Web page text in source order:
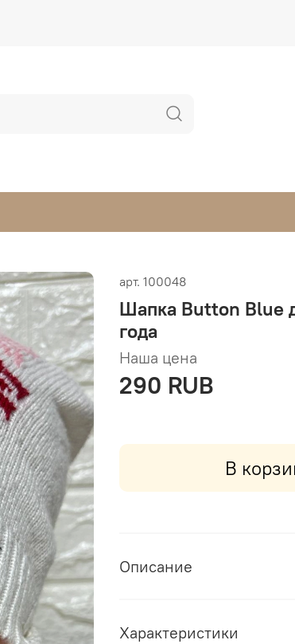
арт. 100048
Шапка Button Blue
года
Наша цена
290 RUB
В
Описание
Характеристики